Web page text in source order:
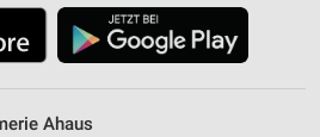
Ahaus